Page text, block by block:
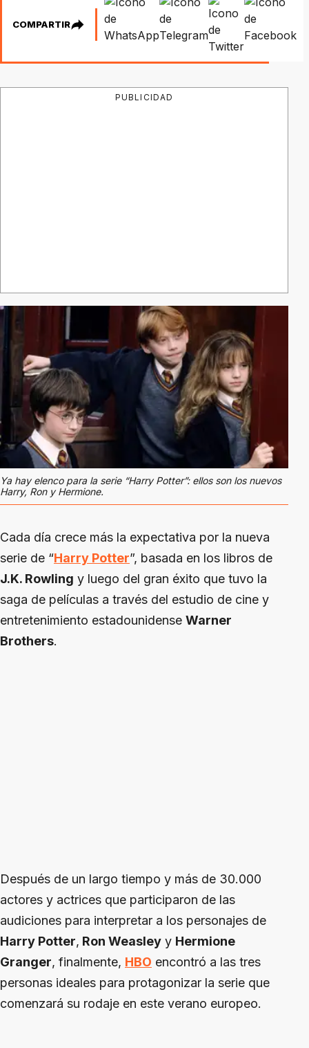
COMPARTIR
PUBLICIDAD
Ya hay elenco para la serie “Harry Potter”: ellos son los nuevos
Harry, Ron y Hermione.
Cada día crece más la expectativa por la nueva
serie de “Harry Potter”, basada en los libros de
J.K. Rowling y luego del gran éxito que tuvo la
saga de películas a través del estudio de cine y
entretenimiento estadounidense Warner
Brothers.
Después de un largo tiempo y más de 30.000
actores y actrices que participaron de las
audiciones para interpretar a los personajes de
Harry Potter, Ron Weasley y Hermione
Granger, finalmente, HBO encontró a las tres
personas ideales para protagonizar la serie que
comenzará su rodaje en este verano europeo.